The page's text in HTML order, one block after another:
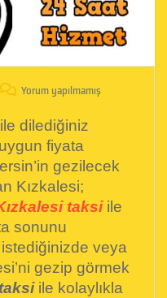
Yorum yapılmamış
dilediğiniz
fiyata
gezilecek
Kızkalesi;
taksiile
sonunu
istediğinizde veya
gezip görmek
ile kolaylıkla